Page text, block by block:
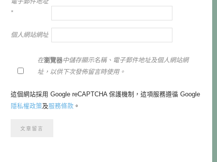
*
個人網站網址
在瀏覽器中儲存顯示名稱、電子郵件地址及個人網站網
址，以供下次發佈留言時使用。
這個網站採用 Google reCAPTCHA 保護機制，這項服務遵循 Google
隱私權政策及服務條款 。